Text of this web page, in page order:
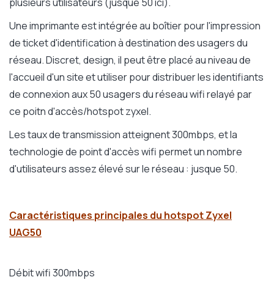
Une imprimante est intégrée au boîtier pour l'impression
de ticket d'identification à destination des usagers du
réseau. Discret, design, il peut être placé au niveau de
l'accueil d'un site et utiliser pour distribuer les identifiants
de connexion aux 50 usagers du réseau wifi relayé par
ce poitn d'accès/hotspot zyxel.
Les taux de transmission atteignent 300mbps, et la
technologie de point d'accès wifi permet un nombre
d'utilisateurs assez élevé sur le réseau : jusque 50.
Caractéristiques principales du hotspot Zyxel
UAG50
Débit wifi 300mbps